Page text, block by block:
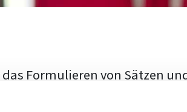
Formulieren von Sätzen
den aktuellen